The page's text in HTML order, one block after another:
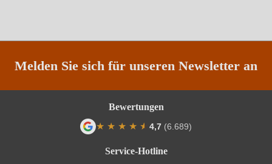
Qualität
Rebsorte Cabernet Franc
Melden Sie sich für unseren Newsletter an
Service-Hotline
Bewertungen
★ ★ ★ ★ ★
★ 4,7 (6.689)